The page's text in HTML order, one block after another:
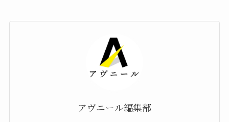
アヴニール編集部